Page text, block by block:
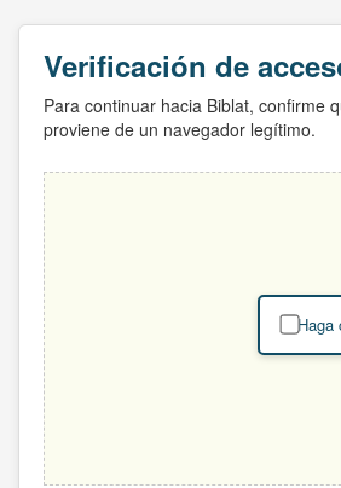
Verificación de
Para continuar hacia Biblat, confirme
proviene de un navegador legítimo.
Haga